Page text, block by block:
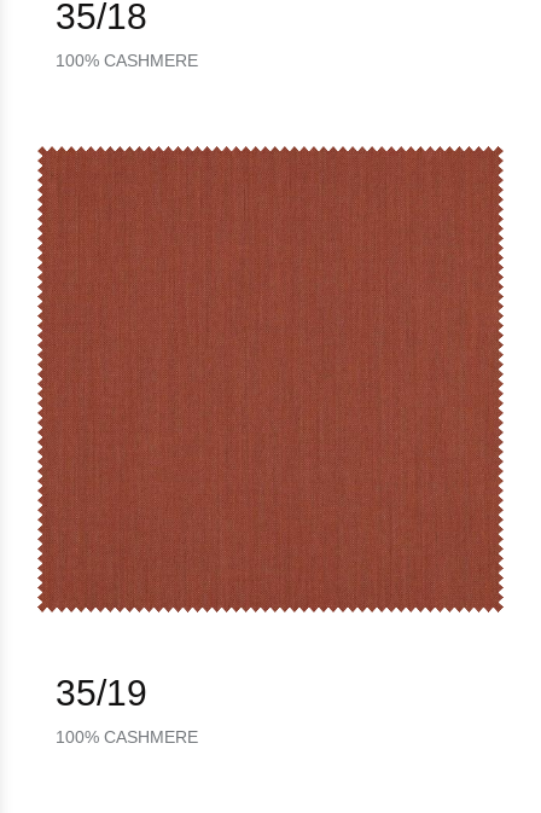
35/18
100% CASHMERE
35/19
100% CASHMERE